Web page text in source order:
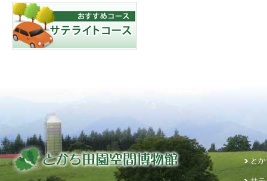
と